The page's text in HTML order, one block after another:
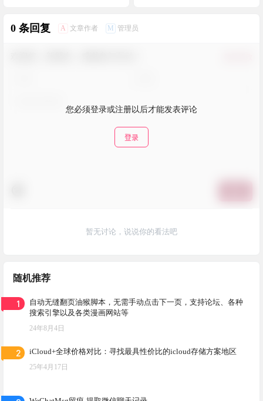
0 条回复 A 文章作者 M 管理员
您必须登录或注册以后才能发表评论
登录
暂无讨论，说说你的看法吧
随机推荐
1
自动无缝翻页油猴脚本，无需手动点击下一页，支持论坛、各种
搜索引擎以及各类漫画网站等
24年8月4日
2 iCloud+全球价格对比：寻找最具性价比的icloud存储方案地区
25年4月17日